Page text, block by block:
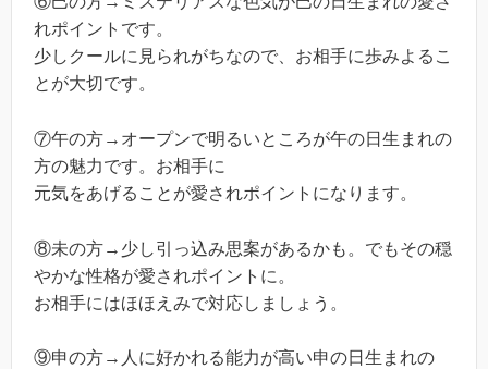
れポイントです。
少しクールに見られがちなので、お相手に歩みよるこ
とが大切です。
⑦午の方→オープンで明るいところが午の日生まれの
方の魅力です。お相手に
元気をあげることが愛されポイントになります。
⑧未の方→少し引っ込み思案があるかも。でもその穏
やかな性格が愛されポイントに。
お相手にはほほえみで対応しましょう。
⑨申の方→人に好かれる能力が高い申の日生まれの